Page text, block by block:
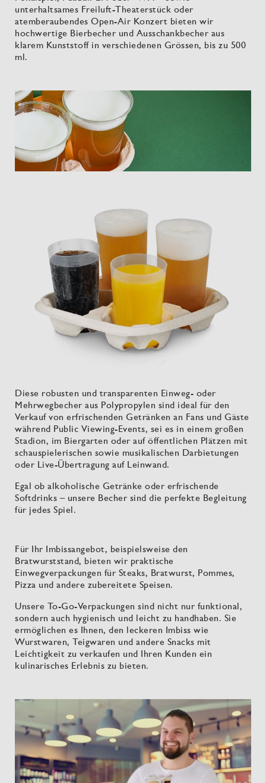
unterhaltsames Freiluft-Theaterstück oder
atemberaubendes Open-Air Konzert bieten wir
hochwertige Bierbecher und Ausschankbecher aus
klarem Kunststoff in verschiedenen Grössen, bis zu 500
ml.
Diese robusten und transparenten Einweg- oder
Mehrwegbecher aus Polypropylen sind ideal für den
Verkauf von erfrischenden Getränken an Fans und Gäste
während Public Viewing-Events, sei es in einem großen
Stadion, im Biergarten oder auf öffentlichen Plätzen mit
schauspielerischen sowie musikalischen Darbietungen
oder Live-Übertragung auf Leinwand.
Egal ob alkoholische Getränke oder erfrischende
Softdrinks – unsere Becher sind die perfekte Begleitung
für jedes Spiel.
Für Ihr Imbissangebot, beispielsweise den
Bratwurststand, bieten wir praktische
Einwegverpackungen für Steaks, Bratwurst, Pommes,
Pizza und andere zubereitete Speisen.
Unsere To-Go-Verpackungen sind nicht nur funktional,
sondern auch hygienisch und leicht zu handhaben. Sie
ermöglichen es Ihnen, den leckeren Imbiss wie
Wurstwaren, Teigwaren und andere Snacks mit
Leichtigkeit zu verkaufen und Ihren Kunden ein
kulinarisches Erlebnis zu bieten.